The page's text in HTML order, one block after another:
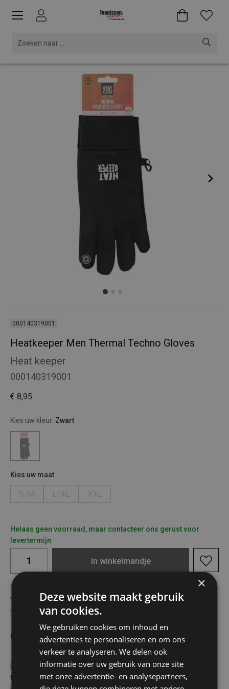
000140319001
Heatkeeper Men Thermal Techno Gloves
Heat keeper
000140319001
€ 8,95
Kies uw kleur: Zwart
Kies uw maat
Helaas geen voorraad, maar contacteer ons gerust voor
levertermijn
In winkelmandje
Veilig online betalen
Advies op maat
Omschrijving
Ben jij graag buiten? Vertrouw dan op je Heatkeepers. Deze
thermo isolerende techno handschoenen (TOG waarde 2.8)
×
Deze website maakt gebruik
van cookies.
We gebruiken cookies om inhoud en
advertenties te personaliseren en om ons
verkeer te analyseren. We delen ook
informatie over uw gebruik van onze site
met onze advertentie- en analysepartners,